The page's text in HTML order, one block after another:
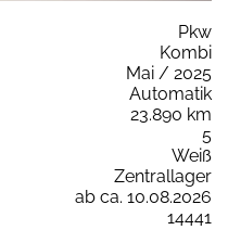
Pkw
Kombi
Mai / 2025
Automatik
23.890 km
5
Weiß
Zentrallager
ab ca. 10.08.2026
14441